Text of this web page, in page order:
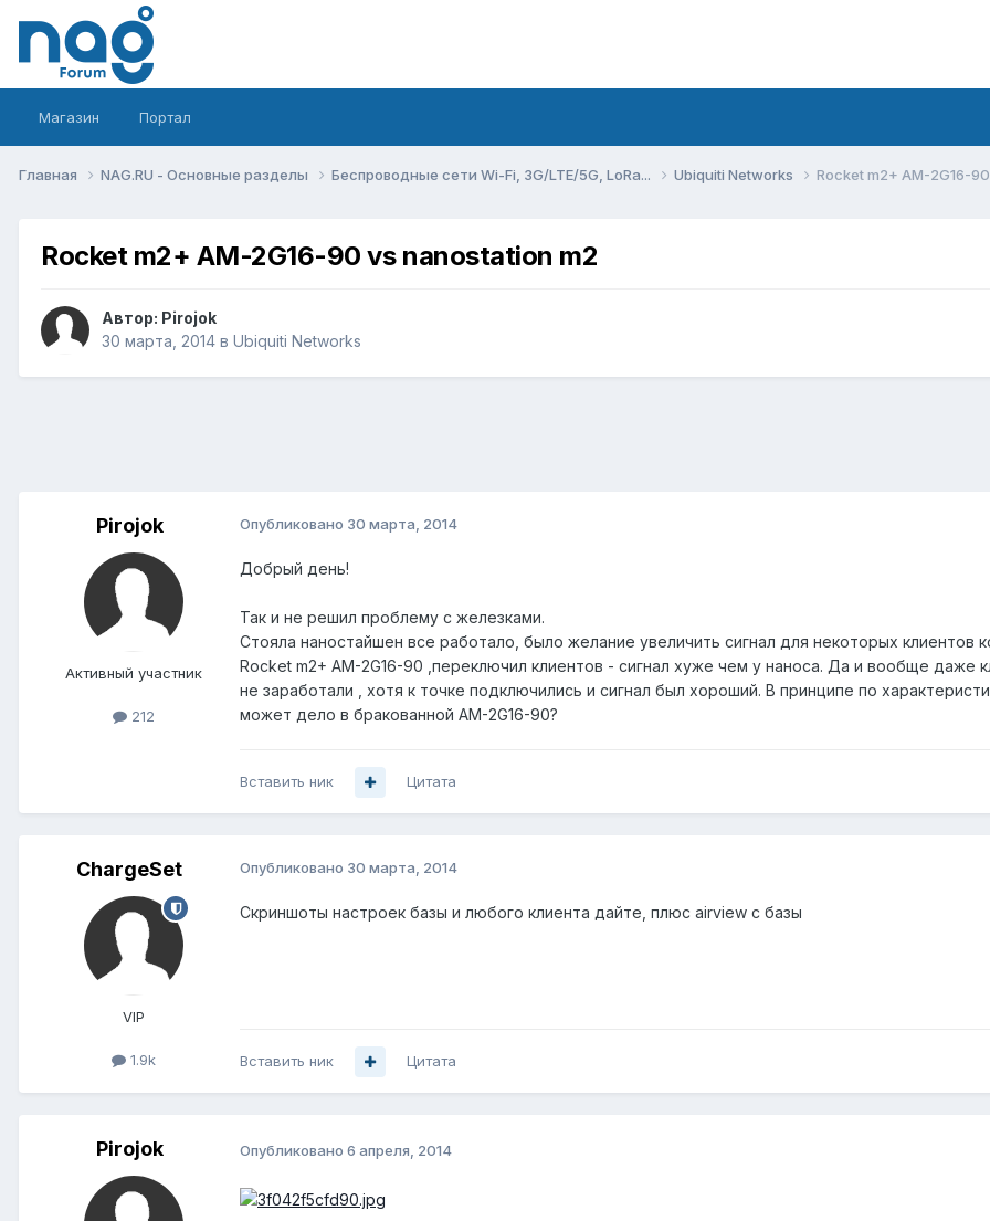
Магазин Портал
Главная NAG.RU - Основные разделы Беспроводные сети Wi-Fi, 3G/LTE/5G, LoRa... Ubiquiti Networks Rocket m2+ AM-2G16-
Rocket m2+ AM-2G16-90 vs nanostation m2
Автор: Pirojok
30 марта, 2014 в Ubiquiti Networks
Pirojok
Активный участник
212
Опубликовано 30 марта, 2014
Добрый день!
Так и не решил проблему с железками.
Стояла наностайшен все работало, было желание увеличить сигнал для некоторых клиентов
Rocket m2+ AM-2G16-90 ,переключил клиентов - сигнал хуже чем у наноса. Да и вообще
не заработали , хотя к точке подключились и сигнал был хороший. В принципе по
может дело в бракованной AM-2G16-90?
Вставить ник Цитата
ChargeSet
VIP
1.9k
Опубликовано 30 марта, 2014
Скриншоты настроек базы и любого клиента дайте, плюс airview с базы
Вставить ник Цитата
Pirojok Опубликовано 6 апреля, 2014